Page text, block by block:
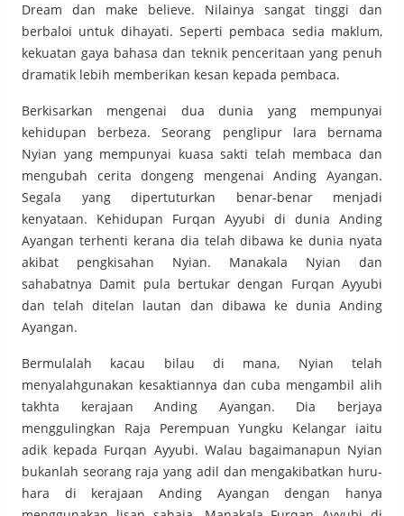
Dream dan make believe. Nilainya sangat tinggi dan
berbaloi untuk dihayati. Seperti pembaca sedia maklum,
kekuatan gaya bahasa dan teknik penceritaan yang penuh
dramatik lebih memberikan kesan kepada pembaca.
Berkisarkan mengenai dua dunia yang mempunyai
kehidupan berbeza. Seorang penglipur lara bernama
Nyian yang mempunyai kuasa sakti telah membaca dan
mengubah cerita dongeng mengenai Anding Ayangan.
Segala yang dipertuturkan benar-benar menjadi
kenyataan. Kehidupan Furqan Ayyubi di dunia Anding
Ayangan terhenti kerana dia telah dibawa ke dunia nyata
akibat pengkisahan Nyian. Manakala Nyian dan
sahabatnya Damit pula bertukar dengan Furqan Ayyubi
dan telah ditelan lautan dan dibawa ke dunia Anding
Ayangan.
Bermulalah kacau bilau di mana, Nyian telah
menyalahgunakan kesaktiannya dan cuba mengambil alih
takhta kerajaan Anding Ayangan. Dia berjaya
menggulingkan Raja Perempuan Yungku Kelangar iaitu
adik kepada Furqan Ayyubi. Walau bagaimanapun Nyian
bukanlah seorang raja yang adil dan mengakibatkan huru-
hara di kerajaan Anding Ayangan dengan hanya